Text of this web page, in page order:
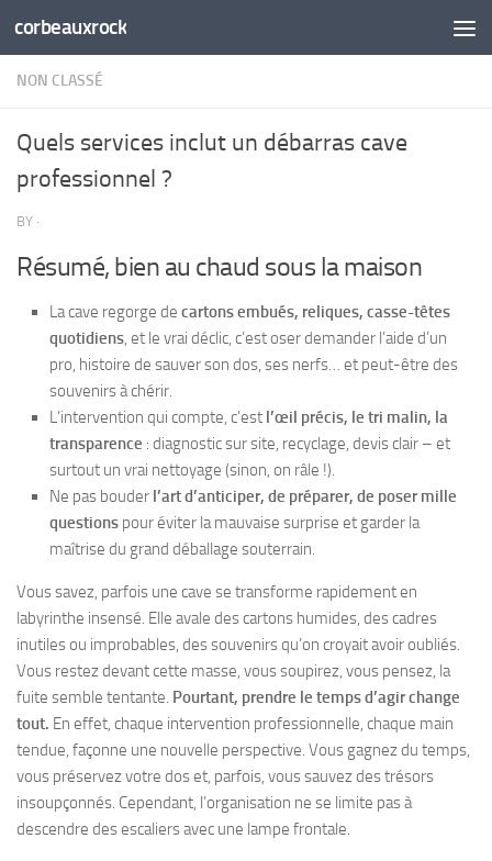
Skip to content
corbeauxrock
NON CLASSÉ
Quels services inclut un débarras cave
professionnel ?
BY ·
Résumé, bien au chaud sous la maison
La cave regorge de cartons embués, reliques, casse-têtes
quotidiens, et le vrai déclic, c’est oser demander l’aide d’un
pro, histoire de sauver son dos, ses nerfs… et peut-être des
souvenirs à chérir.
L’intervention qui compte, c’est l’œil précis, le tri malin, la
transparence : diagnostic sur site, recyclage, devis clair – et
surtout un vrai nettoyage (sinon, on râle !).
Ne pas bouder l’art d’anticiper, de préparer, de poser mille
questions pour éviter la mauvaise surprise et garder la
maîtrise du grand déballage souterrain.
Vous savez, parfois une cave se transforme rapidement en
labyrinthe insensé. Elle avale des cartons humides, des cadres
inutiles ou improbables, des souvenirs qu’on croyait avoir oubliés.
Vous restez devant cette masse, vous soupirez, vous pensez, la
fuite semble tentante. Pourtant, prendre le temps d’agir change
tout. En effet, chaque intervention professionnelle, chaque main
tendue, façonne une nouvelle perspective. Vous gagnez du temps,
vous préservez votre dos et, parfois, vous sauvez des trésors
insoupçonnés. Cependant, l’organisation ne se limite pas à
descendre des escaliers avec une lampe frontale.